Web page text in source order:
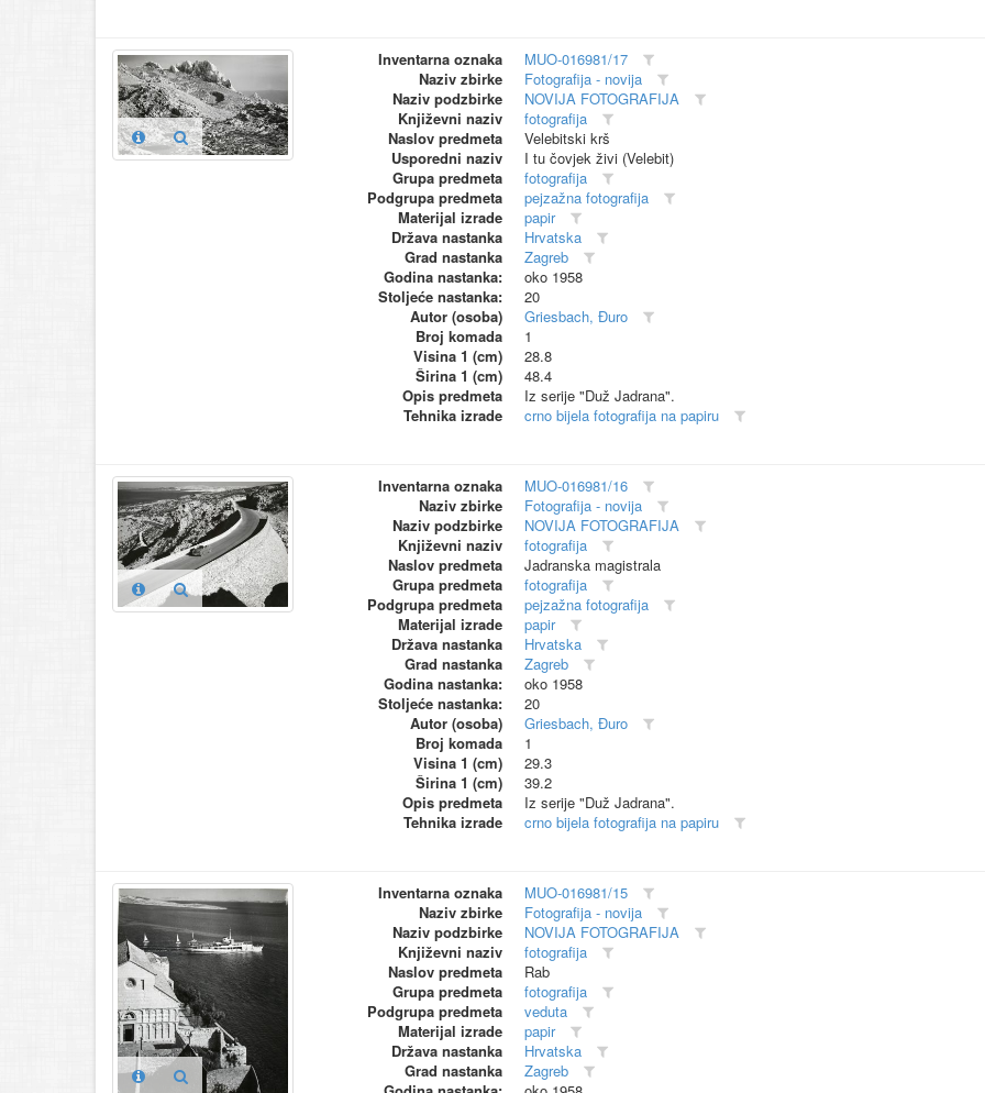
Inventarna oznaka
MUO-016981/17
Naziv zbirke
Fotografija - novija
Naziv podzbirke
NOVIJA FOTOGRAFIJA
Književni naziv
fotografija
Naslov predmeta
Velebitski krš
Usporedni naziv
I tu čovjek živi (Velebit)
Grupa predmeta
fotografija
Podgrupa predmeta
pejzažna fotografija
Materijal izrade
papir
Država nastanka
Hrvatska
Grad nastanka
Zagreb
Godina nastanka:
oko 1958
Stoljeće nastanka:
20
Autor (osoba)
Griesbach, Đuro
Broj komada
1
Visina 1 (cm)
28.8
Širina 1 (cm)
48.4
Opis predmeta
Iz serije "Duž Jadrana".
Tehnika izrade
crno bijela fotografija na papiru
Inventarna oznaka
MUO-016981/16
Naziv zbirke
Fotografija - novija
Naziv podzbirke
NOVIJA FOTOGRAFIJA
Književni naziv
fotografija
Naslov predmeta
Jadranska magistrala
Grupa predmeta
fotografija
Podgrupa predmeta
pejzažna fotografija
Materijal izrade
papir
Država nastanka
Hrvatska
Grad nastanka
Zagreb
Godina nastanka:
oko 1958
Stoljeće nastanka:
20
Autor (osoba)
Griesbach, Đuro
Broj komada
1
Visina 1 (cm)
29.3
Širina 1 (cm)
39.2
Opis predmeta
Iz serije "Duž Jadrana".
Tehnika izrade
crno bijela fotografija na papiru
Inventarna oznaka
MUO-016981/15
Naziv zbirke
Fotografija - novija
Naziv podzbirke
NOVIJA FOTOGRAFIJA
Književni naziv
fotografija
Naslov predmeta
Rab
Grupa predmeta
fotografija
Podgrupa predmeta
veduta
Materijal izrade
papir
Država nastanka
Hrvatska
Grad nastanka
Zagreb